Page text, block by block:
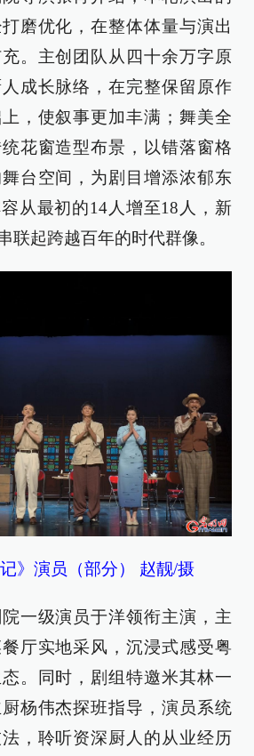
打磨优化，在整体体量与演出
。主创团队从四十余万字原
成长脉络，在完整保留原作
，使叙事更加丰满；舞美全
花窗造型布景，以错落窗格
台空间，为剧目增添浓郁东
从最初的14人增至18人，新
联起跨越百年的时代群像。
》演员（部分） 赵靓/摄
一级演员于洋领衔主演，主
厅实地采风，沉浸式感受粤
。同时，剧组特邀米其林一
杨伟杰探班指导，演员系统
，聆听资深厨人的从业经历